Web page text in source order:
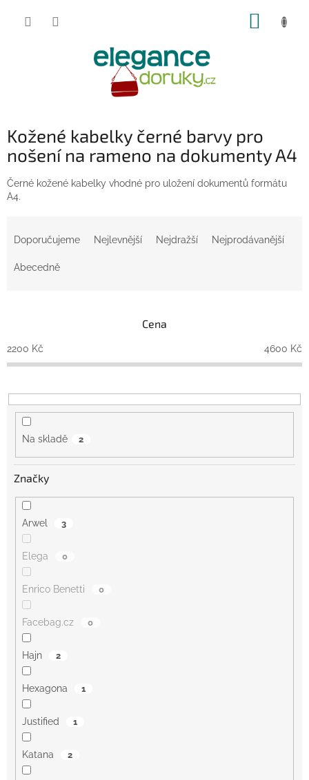
Kožené kabelky černé barvy pro
nošení na rameno na dokumenty A4
Černé kožené kabelky vhodné pro uložení dokumentů formátu
A4.
o
d
k
t
Doporučujeme Nejlevnější Nejdražší Nejprodávanější
Abecedně
Cena
2200 Kč 4600 Kč
Na skladě 2
Značky
Arwel 3
Elega 0
Enrico Benetti 0
Facebag.cz 0
Hajn 2
Hexagona 1
Justified 1
Katana 2